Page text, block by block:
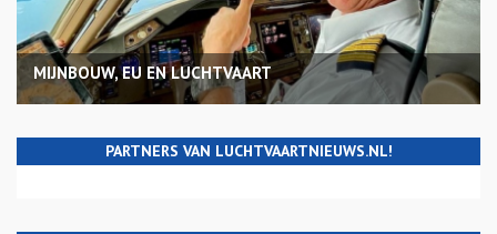
MIJNBOUW, EU EN LUCHTVAART
PARTNERS VAN LUCHTVAARTNIEUWS.NL!